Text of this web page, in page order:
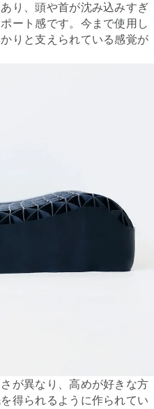
り、頭や首が沈み込みすぎ
ート感です。今まで使用し
りと支えられている感覚が
が異なり、高めが好きな方
得られるように作られてい